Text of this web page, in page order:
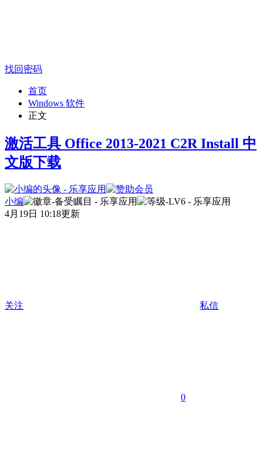
找回密码
首页
Windows 软件
正文
激活工具 Office 2013-2021 C2R Install 中
文版下载
小编
4月19日 10:18更新
关注 私信
0